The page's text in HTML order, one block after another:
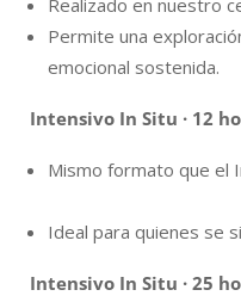
Permite una
emocional sostenida.
Intensivo In Situ · 12
Mismo formato que el
Ideal para quienes se
Intensivo In Situ · 25